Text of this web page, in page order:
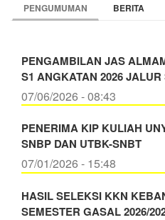
PENGUMUMAN BERITA
PENGAMBILAN JAS
S1 ANGKATAN 2026
07/06/2026 - 08:43
PENERIMA KIP KULIAH
SNBP DAN UTBK-SNBT
07/01/2026 - 15:48
HASIL SELEKSI KKN
SEMESTER GASAL 2026/